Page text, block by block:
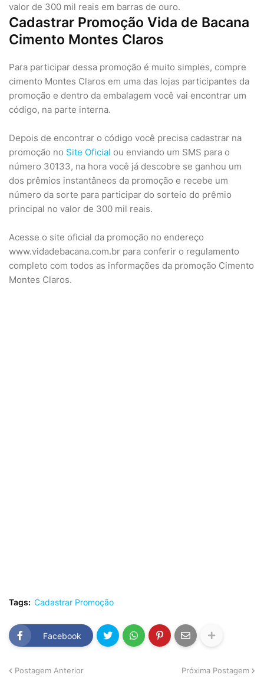
valor de 300 mil reais em barras de ouro.
Cadastrar Promoção Vida de Bacana
Cimento Montes Claros
Para participar dessa promoção é muito simples, compre
cimento Montes Claros em uma das lojas participantes da
promoção e dentro da embalagem você vai encontrar um
código, na parte interna.
Depois de encontrar o código você precisa cadastrar na
promoção no Site Oficial ou enviando um SMS para o
número 30133, na hora você já descobre se ganhou um
dos prêmios instantâneos da promoção e recebe um
número da sorte para participar do sorteio do prêmio
principal no valor de 300 mil reais.
Acesse o site oficial da promoção no endereço
www.vidadebacana.com.br para conferir o regulamento
completo com todos as informações da promoção Cimento
Montes Claros.
Tags: Cadastrar Promoção
Facebook
Postagem Anterior Próxima Postagem